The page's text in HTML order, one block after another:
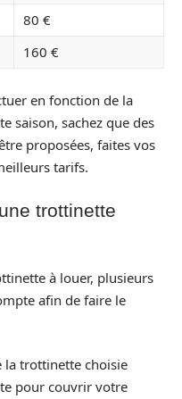
80 €
160 €
en fonction de la
saison, sachez que des
proposées, faites vos
tarifs.
trottinette
à louer, plusieurs
afin de faire le
la trottinette choisie
pour couvrir votre